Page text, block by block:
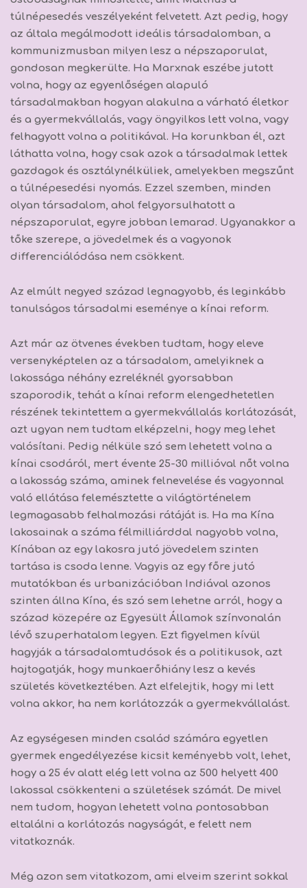
túlnépesedés veszélyeként felvetett. Azt pedig, hogy
az általa megálmodott ideális társadalomban, a
kommunizmusban milyen lesz a népszaporulat,
gondosan megkerülte. Ha Marxnak eszébe jutott
volna, hogy az egyenlőségen alapuló
társadalmakban hogyan alakulna a várható életkor
és a gyermekvállalás, vagy öngyilkos lett volna, vagy
felhagyott volna a politikával. Ha korunkban él, azt
láthatta volna, hogy csak azok a társadalmak lettek
gazdagok és osztálynélküliek, amelyekben megszűnt
a túlnépesedési nyomás. Ezzel szemben, minden
olyan társadalom, ahol felgyorsulhatott a
népszaporulat, egyre jobban lemarad. Ugyanakkor a
tőke szerepe, a jövedelmek és a vagyonok
differenciálódása nem csökkent.
Az elmúlt negyed század legnagyobb, és leginkább
tanulságos társadalmi eseménye a kínai reform.
Azt már az ötvenes években tudtam, hogy eleve
versenyképtelen az a társadalom, amelyiknek a
lakossága néhány ezreléknél gyorsabban
szaporodik, tehát a kínai reform elengedhetetlen
részének tekintettem a gyermekvállalás korlátozását,
azt ugyan nem tudtam elképzelni, hogy meg lehet
valósítani. Pedig nélküle szó sem lehetett volna a
kínai csodáról, mert évente 25-30 millióval nőt volna
a lakosság száma, aminek felnevelése és vagyonnal
való ellátása felemésztette a világtörténelem
legmagasabb felhalmozási rátáját is. Ha ma Kína
lakosainak a száma félmilliárddal nagyobb volna,
Kínában az egy lakosra jutó jövedelem szinten
tartása is csoda lenne. Vagyis az egy főre jutó
mutatókban és urbanizációban Indiával azonos
szinten állna Kína, és szó sem lehetne arról, hogy a
század közepére az Egyesült Államok színvonalán
lévő szuperhatalom legyen. Ezt figyelmen kívül
hagyják a társadalomtudósok és a politikusok, azt
hajtogatják, hogy munkaerőhiány lesz a kevés
születés következtében. Azt elfelejtik, hogy mi lett
volna akkor, ha nem korlátozzák a gyermekvállalást.
Az egységesen minden család számára egyetlen
gyermek engedélyezése kicsit keményebb volt, lehet,
hogy a 25 év alatt elég lett volna az 500 helyett 400
lakossal csökkenteni a születések számát. De mivel
nem tudom, hogyan lehetett volna pontosabban
eltalálni a korlátozás nagyságát, e felett nem
vitatkoznák.
Még azon sem vitatkozom, ami elveim szerint sokkal